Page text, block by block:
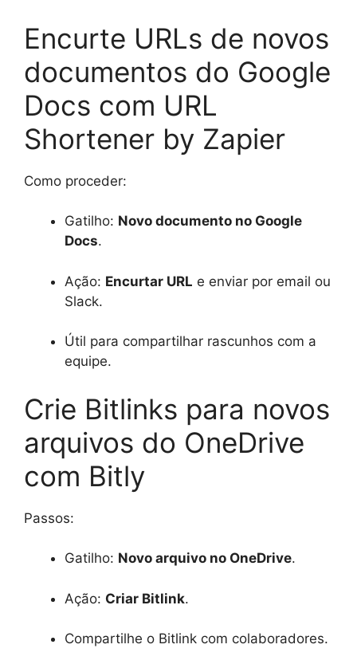
Encurte URLs de novos
documentos do Google
Docs com URL
Shortener by Zapier
Como proceder:
Gatilho: Novo documento no Google
Docs.
Ação: Encurtar URL e enviar por email ou
Slack.
Útil para compartilhar rascunhos com a
equipe.
Crie Bitlinks para novos
arquivos do OneDrive
com Bitly
Passos:
Gatilho: Novo arquivo no OneDrive.
Ação: Criar Bitlink.
Compartilhe o Bitlink com colaboradores.